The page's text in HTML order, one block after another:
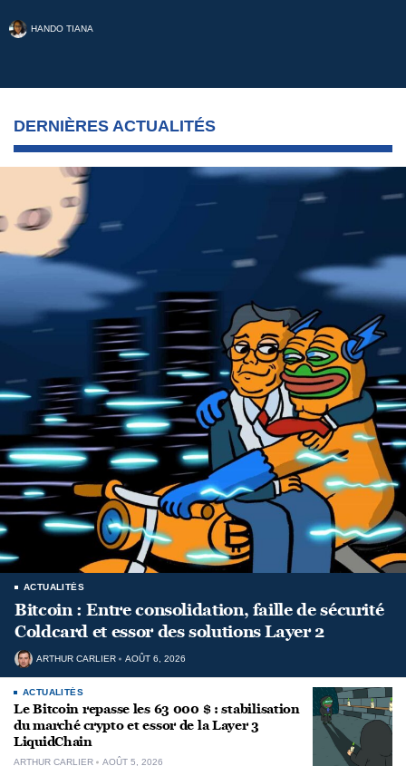
HANDO TIANA
DERNIÈRES ACTUALITÉS
ACTUALITÉS
Bitcoin : Entre consolidation, faille de sécurité
Coldcard et essor des solutions Layer 2
ARTHUR CARLIER AOÛT 6, 2026
ACTUALITÉS
Le Bitcoin repasse les 63 000 $ : stabilisation
du marché crypto et essor de la Layer 3
LiquidChain
ARTHUR CARLIER AOÛT 5, 2026